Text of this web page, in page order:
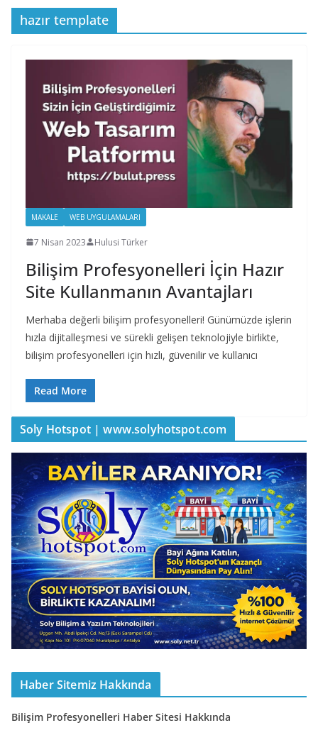
hazır template
MAKALE WEB UYGULAMALARI
7 Nisan 2023 Hulusi Türker
Bilişim Profesyonelleri İçin Hazır
Site Kullanmanın Avantajları
Merhaba değerli bilişim profesyonelleri! Günümüzde işlerin
hızla dijitalleşmesi ve sürekli gelişen teknolojiyle birlikte,
bilişim profesyonelleri için hızlı, güvenilir ve kullanıcı
Read More
Soly Hotspot | www.solyhotspot.com
Haber Sitemiz Hakkında
Bilişim Profesyonelleri Haber Sitesi Hakkında